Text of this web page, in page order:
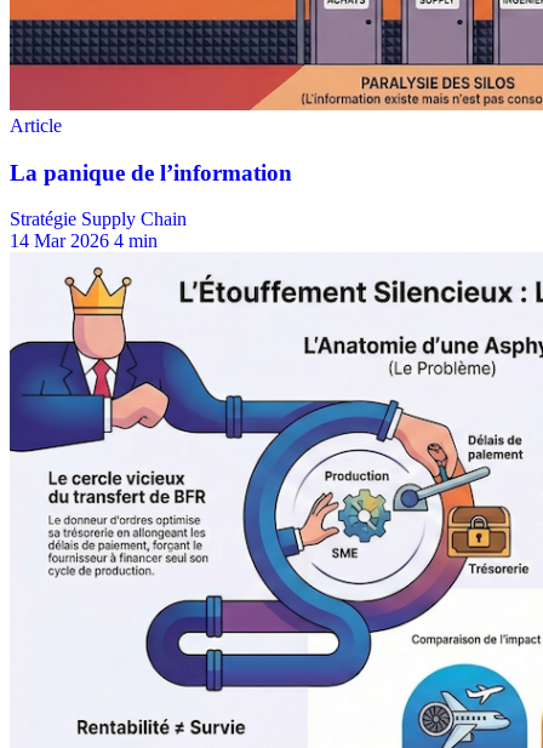
Stratégie Supply Chain
14 Mar 2026 4 min